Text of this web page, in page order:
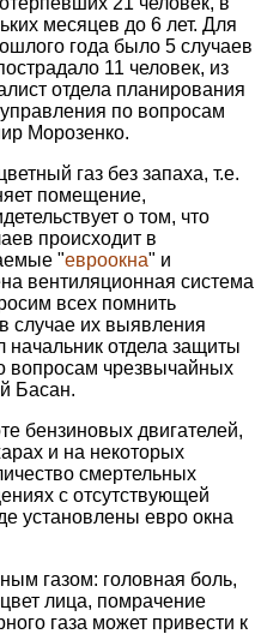
месяцев до 6 лет. Для
года было 5 случаев
11 человек, из
отдела планирования
по вопросам
Морозенко.
газ без запаха, т.е.
помещение,
о том, что
происходит в
"евроокна" и
вентиляционная система
всех помнить
случае их выявления
начальник отдела защиты
вопросам чрезвычайных
Басан.
бензиновых двигателей,
и на некоторых
смертельных
с отсутствующей
установлены евро окна
газом: головная боль,
лица, помрачение
газа может привести к